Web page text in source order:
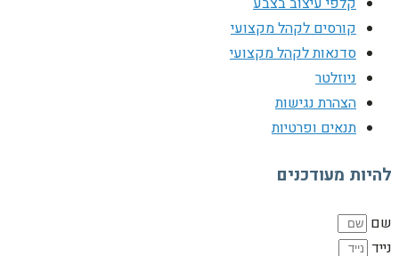
קורסים לקהל מקצועי
סדנאות לקהל מקצועי
ניוזלטר
הצהרת נגישות
תנאים ופרטיות
להיות מעודכנים
שם
נייד